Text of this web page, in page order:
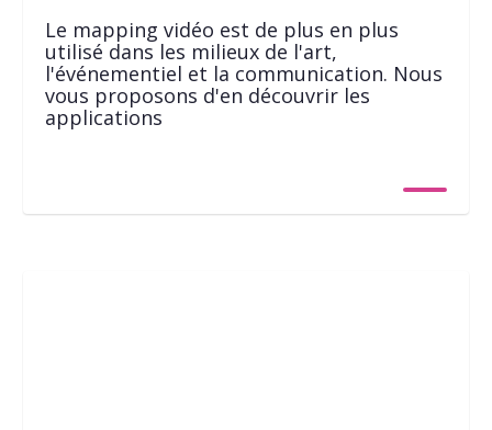
Le mapping vidéo est de plus en plus
utilisé dans les milieux de l'art,
l'événementiel et la communication. Nous
vous proposons d'en découvrir les
applications